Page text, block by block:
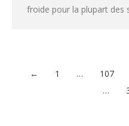
froide pour la plupart des
← 1 … 107
…